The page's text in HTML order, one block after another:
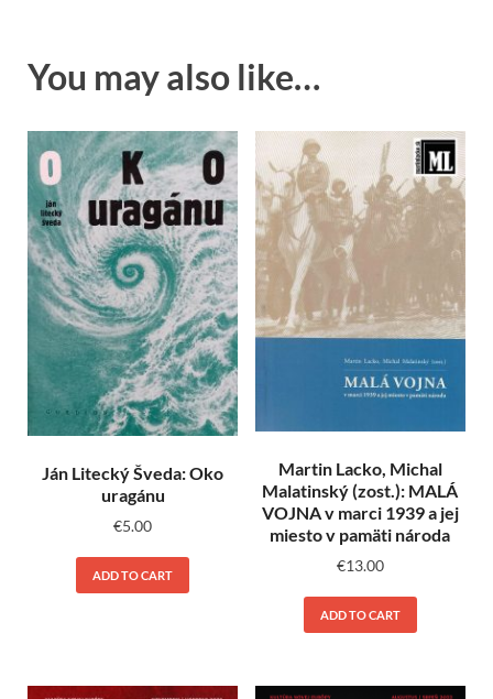
You may also like…
Ján Litecký Šveda: Oko
uragánu
€5.00
ADD TO CART
Martin Lacko, Michal
Malatinský (zost.): MALÁ
VOJNA v marci 1939 a jej
miesto v pamäti národa
€13.00
ADD TO CART